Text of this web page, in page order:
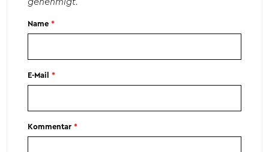
Name*
E-Mail*
Kommentar*